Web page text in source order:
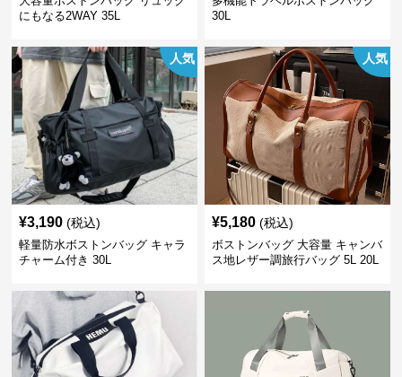
にもなる2WAY 35L
30L
人気
¥3,190 (税込)
軽量防水ボストンバッグ キャラ
チャーム付き 30L
人気
¥5,180 (税込)
ボストンバッグ 大容量 キャンバ
ス地レザー調旅行バッグ 5L 20L